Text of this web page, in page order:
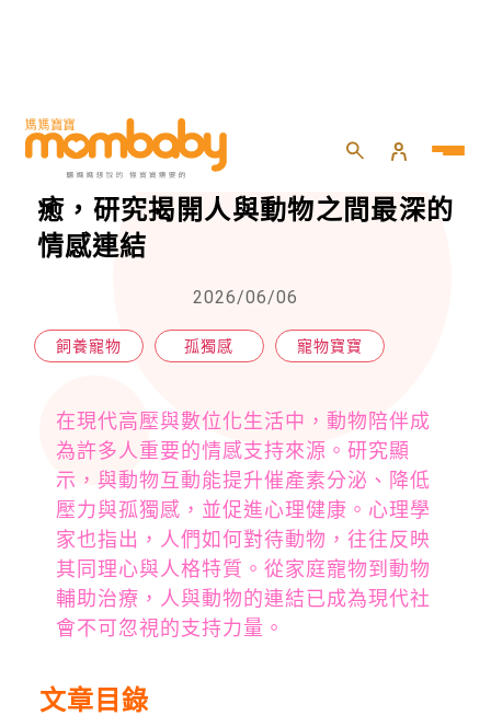
HOME 親子 寵物寶寶
【寵物寶寶】動物陪伴不只是療
癒，研究揭開人與動物之間最深的
情感連結
2026/06/06
飼養寵物 孤獨感 寵物寶寶
在現代高壓與數位化生活中，動物陪伴成
為許多人重要的情感支持來源。研究顯
示，與動物互動能提升催產素分泌、降低
壓力與孤獨感，並促進心理健康。心理學
家也指出，人們如何對待動物，往往反映
其同理心與人格特質。從家庭寵物到動物
輔助治療，人與動物的連結已成為現代社
會不可忽視的支持力量。
文章目錄